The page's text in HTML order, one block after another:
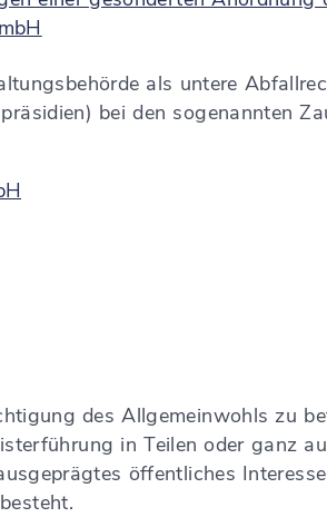
als untere
bei den sogenannten
des Allgemeinwohls zu
in Teilen oder ganz
öffentliches